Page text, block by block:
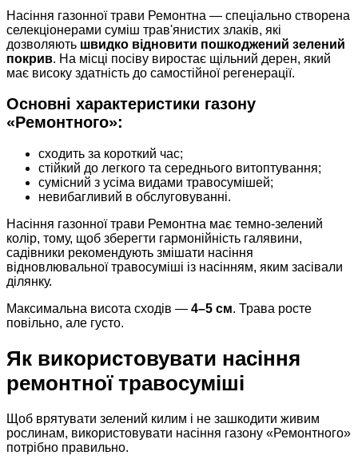
Насіння газонної трави Ремонтна — спеціально створена
селекціонерами суміш трав'янистих злаків, які
дозволяють швидко відновити пошкоджений зелений
покрив. На місці посіву виростає щільний дерен, який
має високу здатність до самостійної регенерації.
Основні характеристики газону
«Ремонтного»:
сходить за короткий час;
стійкий до легкого та середнього витоптування;
сумісний з усіма видами травосумішей;
невибагливий в обслуговуванні.
Насіння газонної трави Ремонтна має темно-зелений
колір, тому, щоб зберегти гармонійність галявини,
садівники рекомендують змішати насіння
відновлювальної травосуміші із насінням, яким засівали
ділянку.
Максимальна висота сходів — 4–5 см. Трава росте
повільно, але густо.
Як використовувати насіння
ремонтної травосуміші
Щоб врятувати зелений килим і не зашкодити живим
рослинам, використовувати насіння газону «Ремонтного»
потрібно правильно.